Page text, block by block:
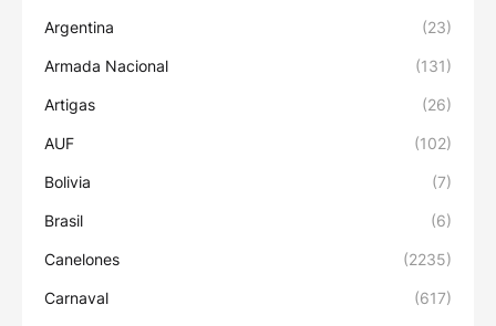
Argentina (23)
Armada Nacional (131)
Artigas (26)
AUF (102)
Bolivia (7)
Brasil (6)
Canelones (2235)
Carnaval (617)